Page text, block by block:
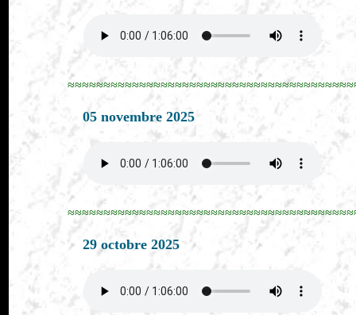
05 novembre 2025
29 octobre 2025